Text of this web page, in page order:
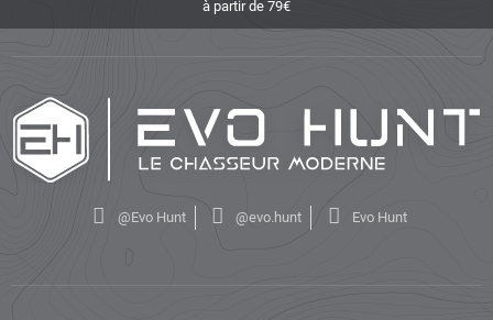
à partir de 79€
@Evo Hunt @evo.hunt Evo Hunt